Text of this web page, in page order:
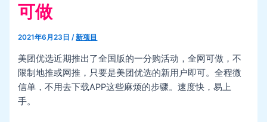
可做
2021年6月23日/新项目
美团优选近期推出了全国版的一分购活动，全网可做，不
限制地推或网推，只要是美团优选的新用户即可。全程微
信单，不用去下载APP这些麻烦的步骤。速度快，易上
手。